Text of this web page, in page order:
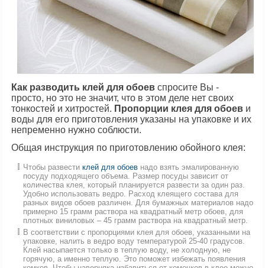
Как разводить клей для обоев спросите Вы -
просто, но это не значит, что в этом деле нет своих
тонкостей и хитростей. Пропорции клея для обоев и
воды для его приготовления указаны на упаковке и их
непременно нужно соблюсти.
Общая инструкция по приготовлению обойного клея:
Чтобы развестиклей для обоев надо взять эмалированную
посуду подходящего объема. Размер посуды зависит от
количества клея, который планируется развести за один раз.
Удобно использовать ведро. Расход клеящего состава для
разных видов обоев различен. Для бумажных материалов надо
примерно 15 грамм раствора на квадратный метр обоев, для
плотных виниловых – 45 грамм раствора на квадратный метр.
В соответствии с пропорциями клея для обоев, указанными на
упаковке, налить в ведро воду температурой 25-40 градусов.
Клей насыпается только в теплую воду, не холодную, не
горячую, а именно теплую. Это поможет избежать появления